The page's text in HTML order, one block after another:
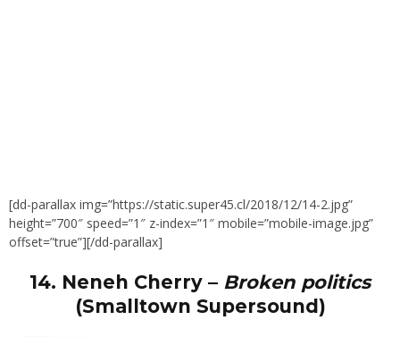
[dd-parallax img=”https://static.super45.cl/2018/12/14-2.jpg”
height=”700″ speed=”1″ z-index=”1″ mobile=”mobile-image.jpg”
offset=”true”][/dd-parallax]
14. Neneh Cherry – Broken politics
(Smalltown Supersound)